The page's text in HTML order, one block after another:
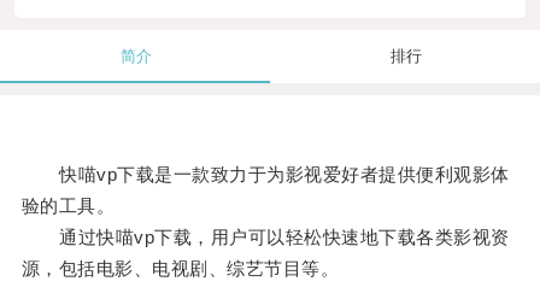
简介 排行
快喵vp下载是一款致力于为影视爱好者提供便利观影体
验的工具。
通过快喵vp下载，用户可以轻松快速地下载各类影视资
源，包括电影、电视剧、综艺节目等。